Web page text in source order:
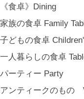
《食卓》Dining
家族の食卓 Family
子どもの食卓
一人暮らしの食卓
パーティー Party
アンティークのもの